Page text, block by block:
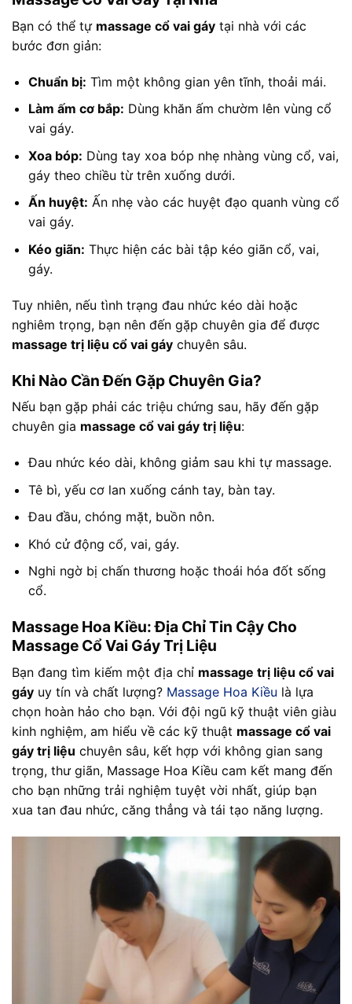
Bạn có thể tự massage cổ vai gáy tại nhà với các
bước đơn giản:
Chuẩn bị: Tìm một không gian yên tĩnh, thoải mái.
Làm ấm cơ bắp: Dùng khăn ấm chườm lên vùng cổ
vai gáy.
Xoa bóp: Dùng tay xoa bóp nhẹ nhàng vùng cổ, vai,
gáy theo chiều từ trên xuống dưới.
Ấn huyệt: Ấn nhẹ vào các huyệt đạo quanh vùng cổ
vai gáy.
Kéo giãn: Thực hiện các bài tập kéo giãn cổ, vai,
gáy.
Tuy nhiên, nếu tình trạng đau nhức kéo dài hoặc
nghiêm trọng, bạn nên đến gặp chuyên gia để được
massage trị liệu cổ vai gáy chuyên sâu.
Khi Nào Cần Đến Gặp Chuyên Gia?
Nếu bạn gặp phải các triệu chứng sau, hãy đến gặp
chuyên gia massage cổ vai gáy trị liệu:
Đau nhức kéo dài, không giảm sau khi tự massage.
Tê bì, yếu cơ lan xuống cánh tay, bàn tay.
Đau đầu, chóng mặt, buồn nôn.
Khó cử động cổ, vai, gáy.
Nghi ngờ bị chấn thương hoặc thoái hóa đốt sống
cổ.
Massage Hoa Kiều: Địa Chỉ Tin Cậy Cho
Massage Cổ Vai Gáy Trị Liệu
Bạn đang tìm kiếm một địa chỉ massage trị liệu cổ vai
gáy uy tín và chất lượng? Massage Hoa Kiều là lựa
chọn hoàn hảo cho bạn. Với đội ngũ kỹ thuật viên giàu
kinh nghiệm, am hiểu về các kỹ thuật massage cổ vai
gáy trị liệu chuyên sâu, kết hợp với không gian sang
trọng, thư giãn, Massage Hoa Kiều cam kết mang đến
cho bạn những trải nghiệm tuyệt vời nhất, giúp bạn
xua tan đau nhức, căng thẳng và tái tạo năng lượng.